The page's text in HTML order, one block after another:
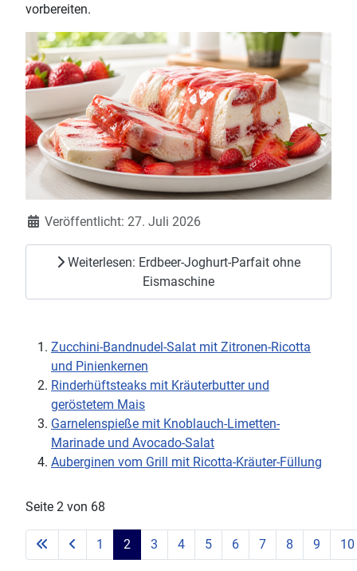
vorbereiten.
DetailsVeröffentlicht: 27. Juli 2026
Weiterlesen: Erdbeer-Joghurt-Parfait ohne
Eismaschine
Zucchini-Bandnudel-Salat mit Zitronen-Ricotta
und Pinienkernen
Rinderhüftsteaks mit Kräuterbutter und
geröstetem Mais
Garnelenspieße mit Knoblauch-Limetten-
Marinade und Avocado-Salat
Auberginen vom Grill mit Ricotta-Kräuter-Füllung
Seite 2 von 68
1 2 3 4 5 6 7 8 9 10